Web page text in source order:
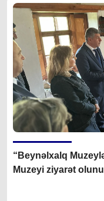
“Beynəlxalq
Muzeyi ziyarət